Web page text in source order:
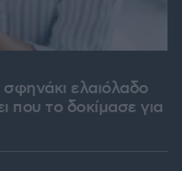
ελαιόλαδο
που το δοκίμασε για